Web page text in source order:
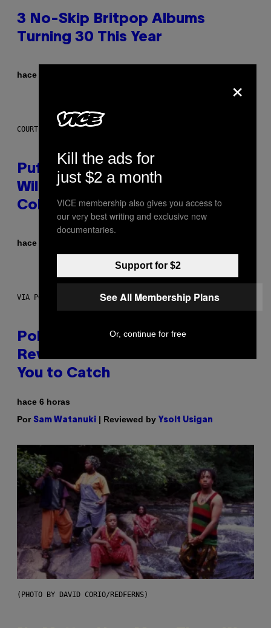
3 No-Skip Britpop Albums
Turning 30 This Year
hace 4 horas
COURTESY OF PUFFCO
Puffco Went Full Gamer With Its
Wild New Plasma Peak Pro
Colorway
hace 6 horas
VIA POKEMON/ADIDAS/NINTENDO
Pokemon and Adidas Just
Revealed 12 New Sneakers For
You to Catch
hace 6 horas
Por Sam Watanuki | Reviewed by Ysolt Usigan
(PHOTO BY DAVID CORIO/REDFERNS)
×
Kill the ads for
just $2 a month
VICE membership also gives you access to
our very best writing and exclusive new
documentaries.
Support for $2
See All Membership Plans
Or, continue for free